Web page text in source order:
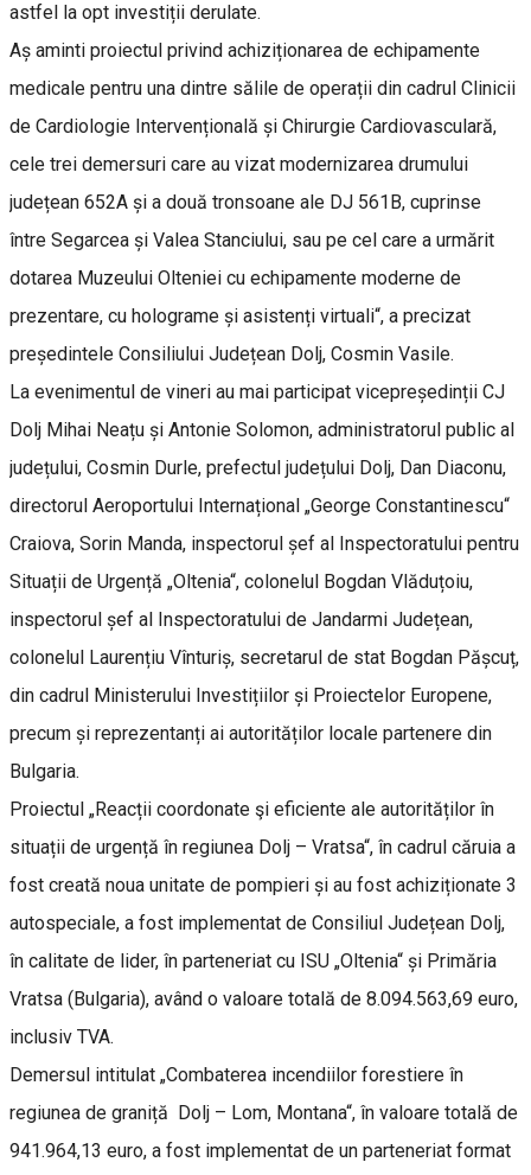
astfel la opt investiții derulate.
Aș aminti proiectul privind achiziționarea de echipamente
medicale pentru una dintre sălile de operații din cadrul Clinicii
de Cardiologie Intervențională și Chirurgie Cardiovasculară,
cele trei demersuri care au vizat modernizarea drumului
județean 652A și a două tronsoane ale DJ 561B, cuprinse
între Segarcea și Valea Stanciului, sau pe cel care a urmărit
dotarea Muzeului Olteniei cu echipamente moderne de
prezentare, cu holograme și asistenți virtuali“, a precizat
președintele Consiliului Județean Dolj, Cosmin Vasile.
La evenimentul de vineri au mai participat vicepreședinții CJ
Dolj Mihai Neațu și Antonie Solomon, administratorul public al
județului, Cosmin Durle, prefectul județului Dolj, Dan Diaconu,
directorul Aeroportului Internațional „George Constantinescu“
Craiova, Sorin Manda, inspectorul șef al Inspectoratului pentru
Situații de Urgență „Oltenia“, colonelul Bogdan Vlăduțoiu,
inspectorul șef al Inspectoratului de Jandarmi Județean,
colonelul Laurențiu Vînturiș, secretarul de stat Bogdan Pășcuț,
din cadrul Ministerului Investițiilor și Proiectelor Europene,
precum și reprezentanți ai autorităților locale partenere din
Bulgaria.
Proiectul „Reacții coordonate şi eficiente ale autorităților în
situații de urgență în regiunea Dolj – Vratsa“, în cadrul căruia a
fost creată noua unitate de pompieri și au fost achiziționate 3
autospeciale, a fost implementat de Consiliul Județean Dolj,
în calitate de lider, în parteneriat cu ISU „Oltenia“ și Primăria
Vratsa (Bulgaria), având o valoare totală de 8.094.563,69 euro,
inclusiv TVA.
Demersul intitulat „Combaterea incendiilor forestiere în
regiunea de graniță Dolj – Lom, Montana“, în valoare totală de
941.964,13 euro, a fost implementat de un parteneriat format